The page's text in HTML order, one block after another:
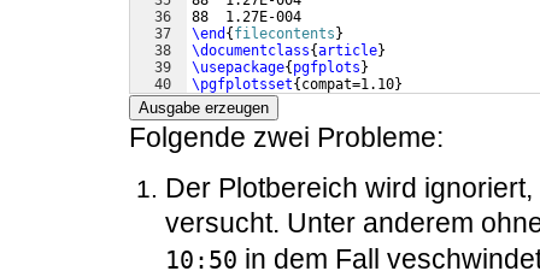
36
37
38
39
40
41
88  1.27E-004
\end { filecontents }
\documentclass{article}
\usepackage{ pgfplots }
\pgfplotsset{ compat=1.10}
\usepackage
Ausgabe erzeugen
Folgende zwei Probleme:
Der Plotbereich wird
versucht. Unter anderem
10:50 in dem Fall